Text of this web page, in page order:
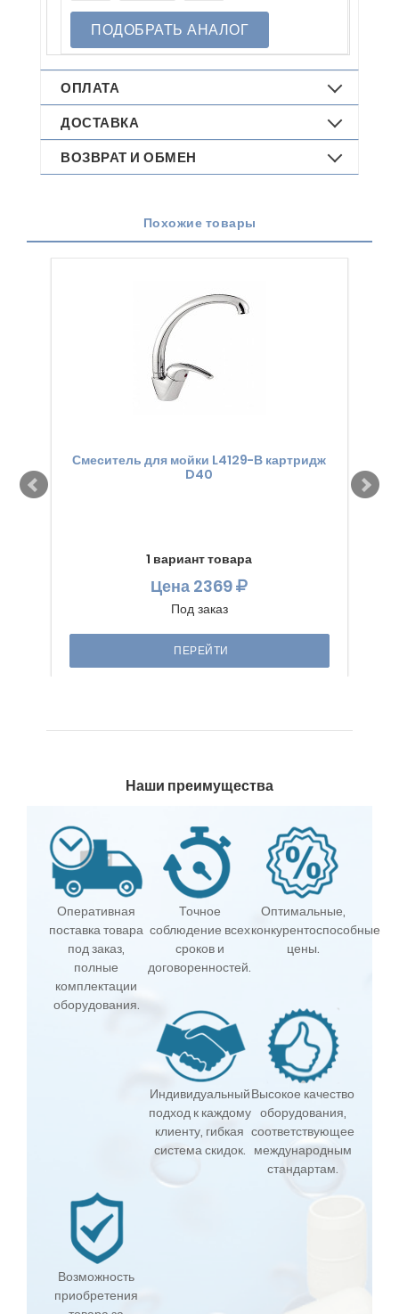
ПОДОБРАТЬ АНАЛОГ
ОПЛАТА
ДОСТАВКА
ВОЗВРАТ И ОБМЕН
Похожие товары
Смеситель для мойки L4129-В картридж
D40
1 вариант товара
Цена 2369
Под заказ
ПЕРЕЙТИ
Наши преимущества
Оперативная
поставка товара
под заказ,
полные
комплектации
оборудования.
Точное
соблюдение всех
сроков и
договоренностей.
Оптимальные,
конкурентоспособные
цены.
Индивидуальный
подход к каждому
клиенту, гибкая
система скидок.
Высокое качество
оборудования,
соответствующее
международным
стандартам.
Возможность
приобретения